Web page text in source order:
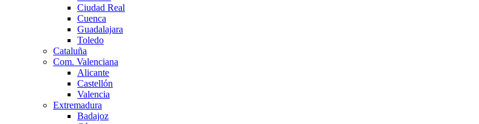
Ciudad Real
Cuenca
Guadalajara
Toledo
Cataluña
Com. Valenciana
Alicante
Castellón
Valencia
Extremadura
Badajoz